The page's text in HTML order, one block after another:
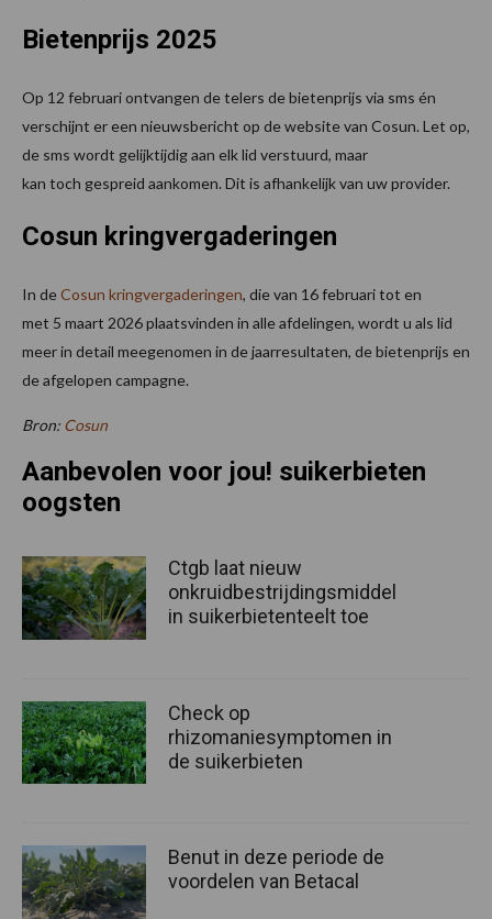
Bietenprijs 2025
Op 12 februari ontvangen de telers de bietenprijs via sms én
verschijnt er een nieuwsbericht op de website van Cosun. Let op,
de sms wordt gelijktijdig aan elk lid verstuurd, maar
kan toch gespreid aankomen. Dit is afhankelijk van uw provider.
Cosun kringvergaderingen
In deCosun kringvergaderingen, die van 16 februari tot en
met 5 maart 2026 plaatsvinden in alle afdelingen, wordt u als lid
meer in detail meegenomen in de jaarresultaten, de bietenprijs en
de afgelopen campagne.
Bron: Cosun
Aanbevolen voor jou! suikerbieten
oogsten
Ctgb laat nieuw
onkruidbestrijdingsmiddel
in suikerbietenteelt toe
Check op
rhizomaniesymptomen in
de suikerbieten
Benut in deze periode de
voordelen van Betacal